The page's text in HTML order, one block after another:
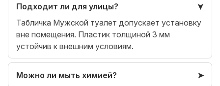
Подходит ли для улицы?
Табличка Мужской туалет допускает установку
вне помещения. Пластик толщиной 3 мм
устойчив к внешним условиям.
Можно ли мыть химией?